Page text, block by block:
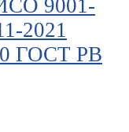
9001-
2021
ГОСТ РВ